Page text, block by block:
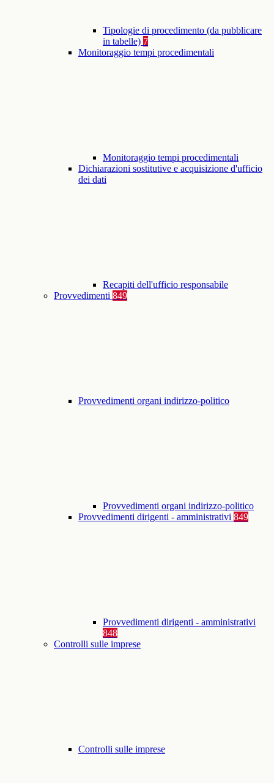
Tipologie di procedimento (da pubblicare
in tabelle) 7
Monitoraggio tempi procedimentali
Monitoraggio tempi procedimentali
Dichiarazioni sostitutive e acquisizione d'ufficio
dei dati
Recapiti dell'ufficio responsabile
Provvedimenti 849
Provvedimenti organi indirizzo-politico
Provvedimenti organi indirizzo-politico
Provvedimenti dirigenti - amministrativi 849
Provvedimenti dirigenti - amministrativi
848
Controlli sulle imprese
Controlli sulle imprese